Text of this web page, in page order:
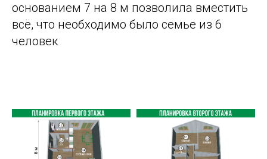
основанием 7 на 8 м позволила вместить
всё, что необходимо было семье из 6
человек